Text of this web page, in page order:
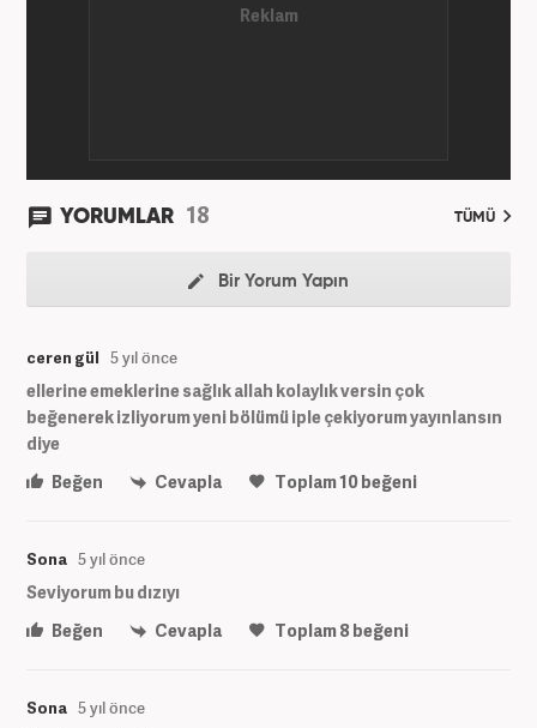
YORUMLAR 18 TÜMÜ
Bir Yorum Yapın
ceren gül 5 yıl önce
ellerine emeklerine sağlık allah kolaylık versin çok
beğenerek izliyorum yeni bölümü iple çekiyorum yayınlansın
diye
Beğen
Cevapla Toplam10beğeni
Sona 5 yıl önce
Seviyorum bu dızıyı
Beğen
Cevapla Toplam8beğeni
Sona 5 yıl önce